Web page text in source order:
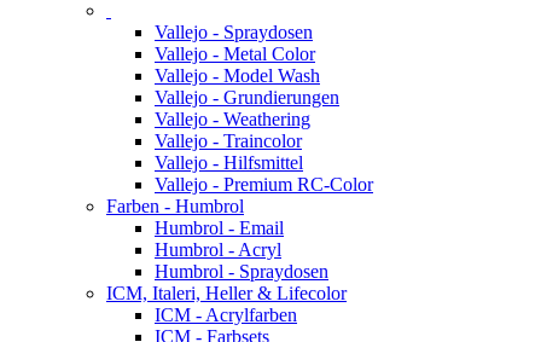
Vallejo - Spraydosen
Vallejo - Metal Color
Vallejo - Model Wash
Vallejo - Grundierungen
Vallejo - Weathering
Vallejo - Traincolor
Vallejo - Hilfsmittel
Vallejo - Premium RC-Color
Farben - Humbrol
Humbrol - Email
Humbrol - Acryl
Humbrol - Spraydosen
ICM, Italeri, Heller & Lifecolor
ICM - Acrylfarben
ICM - Farbsets